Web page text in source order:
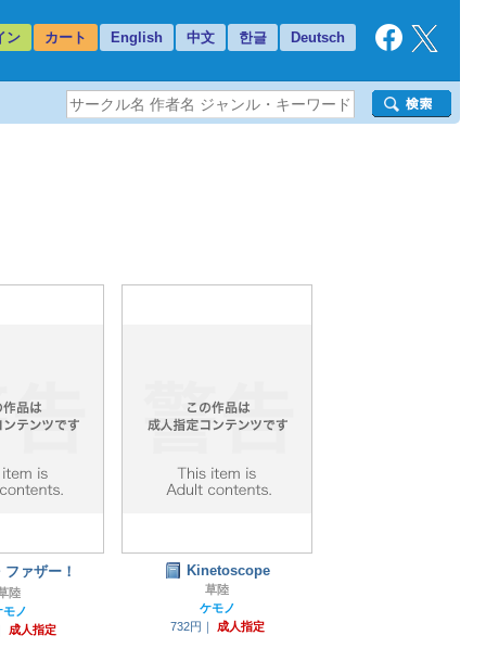
ン カート English 中文 한글 Deutsch
ファザー！
陸
モノ
成人指定
Kinetoscope
草陸
ケモノ
732円｜
成人指定